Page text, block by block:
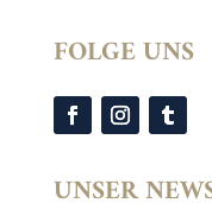
FOLGE UNS
UNSER